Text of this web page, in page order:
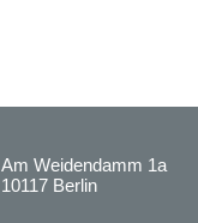
Am Weidendamm 1a
10117 Berlin